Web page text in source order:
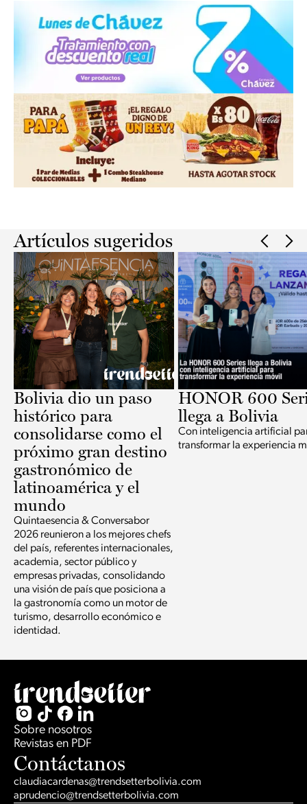
Artículos sugeridos
Bolivia dio un paso
histórico para
consolidarse como el
próximo gran destino
gastronómico de
latinoamérica y el
mundo
Quintaesencia & Conversabor
2026 reunieron a los mejores chefs
del país, referentes internacionales,
academia, sector público y
empresas privadas, consolidando
una visión de país que posiciona a
la gastronomía como un motor de
turismo, desarrollo económico e
identidad.
HONOR 600
llega a Bolivia
Con inteligencia artificial
transformar la experiencia
Sobre nosotros
Revistas en PDF
Contáctanos
claudiacardenas@trendsetterbolivia.com
aprudencio@trendsetterbolivia.com